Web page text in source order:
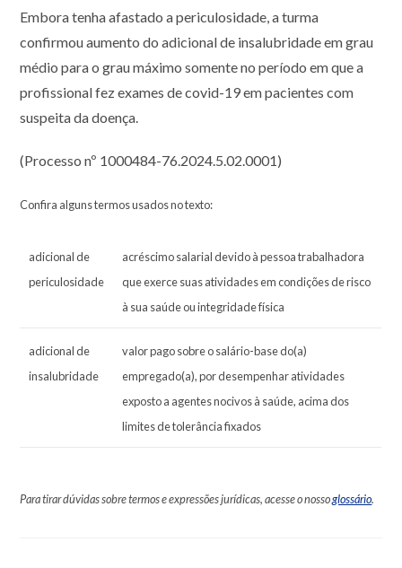
Embora tenha afastado a periculosidade, a turma
confirmou aumento do adicional de insalubridade em grau
médio para o grau máximo somente no período em que a
profissional fez exames de covid-19 em pacientes com
suspeita da doença.
(Processo nº 1000484-76.2024.5.02.0001)
Confira alguns termos usados no texto:
adicional de
periculosidade
acréscimo salarial devido à pessoa trabalhadora
que exerce suas atividades em condições de risco
à sua saúde ou integridade física
adicional de
insalubridade
valor pago sobre o salário-base do(a)
empregado(a), por desempenhar atividades
exposto a agentes nocivos à saúde, acima dos
limites de tolerância fixados
Para tirar dúvidas sobre termos e expressões jurídicas, acesse o nossoglossário.